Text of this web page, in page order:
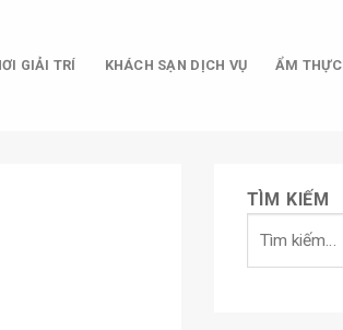
GIẢI TRÍ KHÁCH SẠN DỊCH VỤ ẨM THỰC
TÌM KIẾM